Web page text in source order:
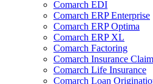
Comarch EDI
Comarch ERP Enterprise
Comarch ERP Optima
Comarch ERP XL
Comarch Factoring
Comarch Insurance
Comarch Life Insurance
Comarch Loan